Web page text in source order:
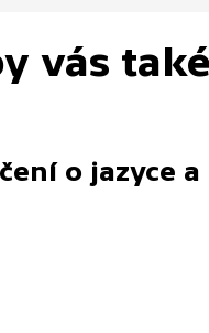
vás
o jazyce a